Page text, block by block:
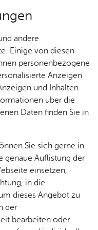
Bauen
& Um­
welt
Geo­
da­ten
Ge­
sund­
heit &
kum
dru­cken
2019
Maria Rilke
Fuhr (Kontrabass)
andere
Einige von diesen
personenbezogene
Anzeigen
und Inhalten
über die
Daten finden Sie in
Sie sich gerne in
genaue Auflistung der
einsetzen,
in die
dieses Angebot zu
der
bearbeiten oder